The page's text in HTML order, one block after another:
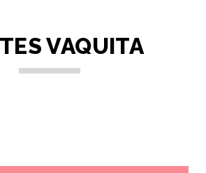
VAQUITA